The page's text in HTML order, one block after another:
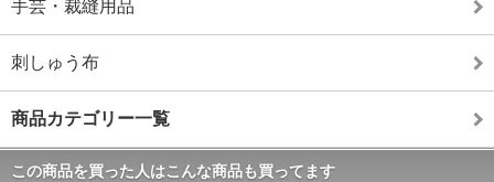
手芸・裁縫用品
刺しゅう布
商品カテゴリー一覧
この商品を買った人はこんな商品も買ってます